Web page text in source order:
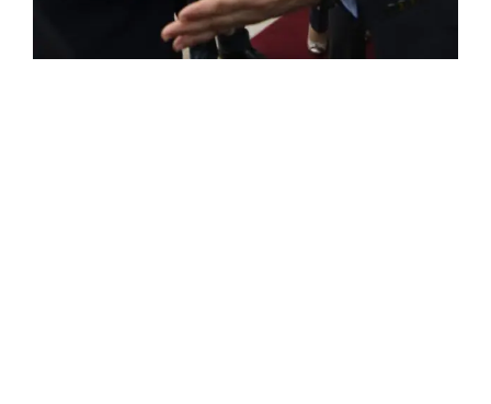
ROSE VALLAND, HEROÏNE DE LA RESISTANCE